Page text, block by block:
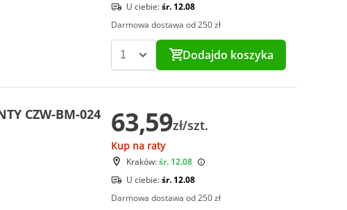
U ciebie:śr. 12.08
Darmowa dostawa od 250 zł
Dodajdo koszyka
CZW-BM-024 63,59zł/szt.
Kup na raty
Kraków:śr. 12.08
U ciebie:śr. 12.08
Darmowa dostawa od 250 zł